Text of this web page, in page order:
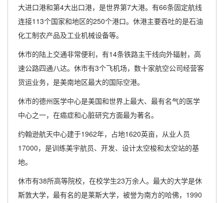
大进口港和第4大出口港，是世界第7大港。有66条固定航线
连接113个国家和地区的250个港口。休港主要吞吐的是石油
化工制农产品及工业机械设备等。
休市的陆上交通非常便利，有14条铁路主干线向外辐射，高
速公路四通八达。休市有3个飞机场，数十家航空公司经营客
货运业务，是美南地区最大的国际空港。
休市的德州医学中心是美国和世界上最大、最有名气的医学
中心之一，在癌症和心脏研究方面最为著名。
约翰逊航天中心建于1962年，占地1620英亩，从业人员
17000，是训练美宇航员、开发、设计太空梭和太空站的基
地。
休市有38所高等院校，在校学生23万余人。最大的大学是休
斯敦大学，最有名的是莱斯大学，被誉为南方的哈佛，1990